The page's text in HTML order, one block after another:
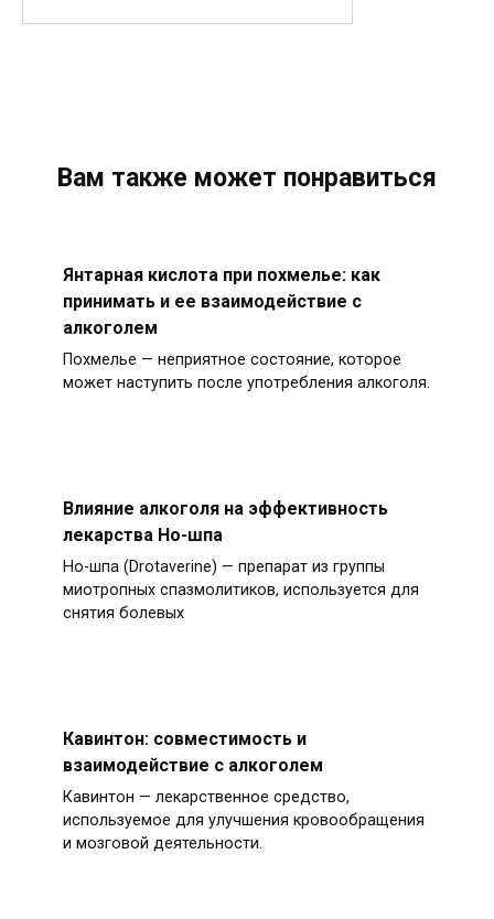
Вам также может понравиться
Янтарная кислота при похмелье: как
принимать и ее взаимодействие с
алкоголем
Похмелье — неприятное состояние, которое
может наступить после употребления алкоголя.
Влияние алкоголя на эффективность
лекарства Но-шпа
Но-шпа (Drotaverine) — препарат из группы
миотропных спазмолитиков, используется для
снятия болевых
Кавинтон: совместимость и
взаимодействие с алкоголем
Кавинтон — лекарственное средство,
используемое для улучшения кровообращения
и мозговой деятельности.